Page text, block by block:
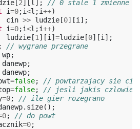
[2][l ];
// 0 stale 1 zmienne
i=0;i<l ;i++)
cin >> ludzie [0][i ];
i=0;i<l ;i++)
ludzie [1 ][i ] =ludzie [0][i ];
;
// wygrane przegrane
wp;
danewp;
danewp;
=false;
// powtarzajacy sie
=false;
// jesli jakis czlowiek
=0;
// ile gier rozegrano
. size();
0;
// do powt
=0;